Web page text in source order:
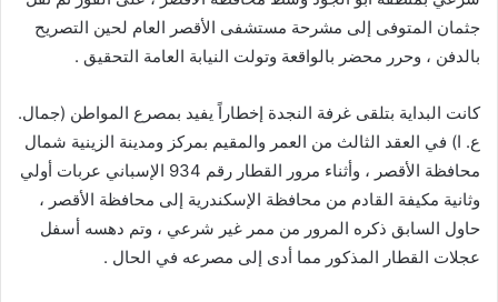
جثمان المتوفى إلى مشرحة مستشفى الأقصر العام لحين التصريح
بالدفن ، وحرر محضر بالواقعة وتولت النيابة العامة التحقيق .
كانت البداية بتلقى غرفة النجدة إخطاراً يفيد بمصرع المواطن (جمال.
ع. ا) في العقد الثالث من العمر والمقيم بمركز ومدينة الزينية شمال
محافظة الأقصر ، وأثناء مرور القطار رقم 934 الإسباني عربات أولي
وثانية مكيفة القادم من محافظة الإسكندرية إلى محافظة الأقصر ،
حاول السابق ذكره المرور من ممر غير شرعي ، وتم دهسه أسفل
عجلات القطار المذكور مما أدى إلى مصرعه في الحال .